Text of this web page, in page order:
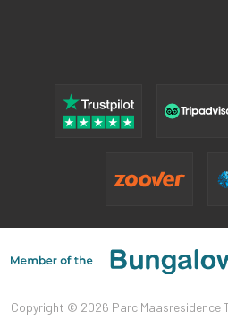
Copyright © 2026 Parc Maasresidence